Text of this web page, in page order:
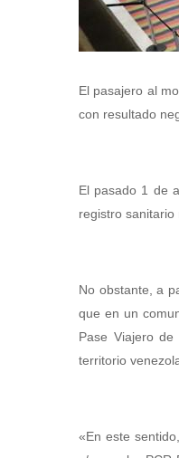
El pasajero al
con resultado
El pasado 1 de
registro sanitario
No obstante, a
que en un
Pase Viajero
territorio
«En este